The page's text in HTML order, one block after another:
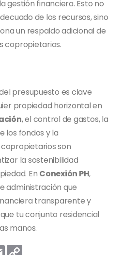
gestión financiera. Esto no
de los recursos, sino
un respaldo adicional de
copropietarios.
presupuesto es clave
propiedad horizontal en
, el control de gastos, la
los fondos y la
son
la sostenibilidad
En Conexión PH,
administración que
transparente y
tu conjunto residencial
manos.
E